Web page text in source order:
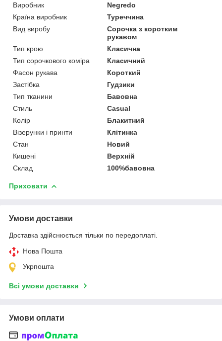
Виробник
Negredo
Країна виробник
Туреччина
Вид виробу
Сорочка з коротким
рукавом
Тип крою
Класична
Тип сорочкового коміра
Класичний
Фасон рукава
Короткий
Застібка
Гудзики
Тип тканини
Бавовна
Стиль
Casual
Колір
Блакитний
Візерунки і принти
Клітинка
Стан
Новий
Кишені
Верхній
Склад
100%бавовна
Приховати
Умови доставки
Доставка здійснюється тільки по передоплаті.
Нова Пошта
Укрпошта
Всі умови доставки
Умови оплати